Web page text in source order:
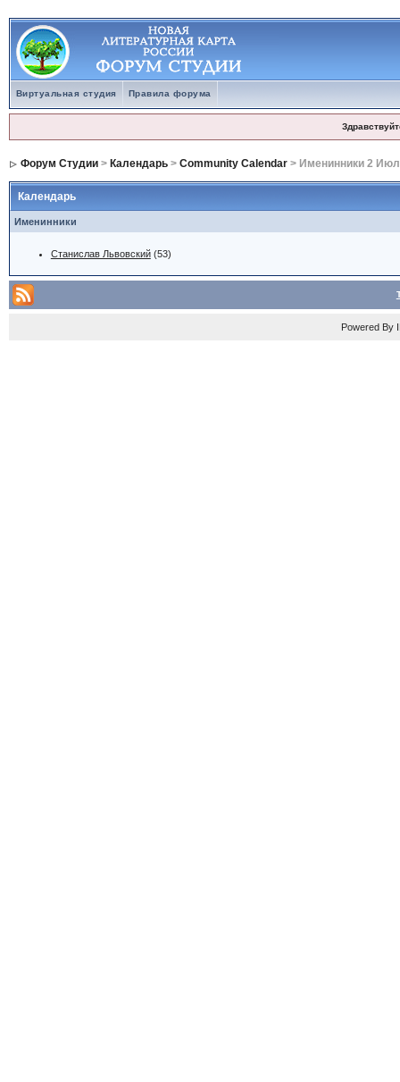
Виртуальная студия Правила форума
Форум Студии> Календарь> Community Calendar> Именинники 2
Календарь
Именинники
Станислав Львовский(53)
Powered By